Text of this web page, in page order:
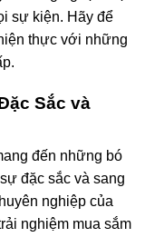
sự kiện. Hãy để
thực với những
Sắc và
đến những bó
đặc sắc và sang
nghiệp của
nghiệm mua sắm